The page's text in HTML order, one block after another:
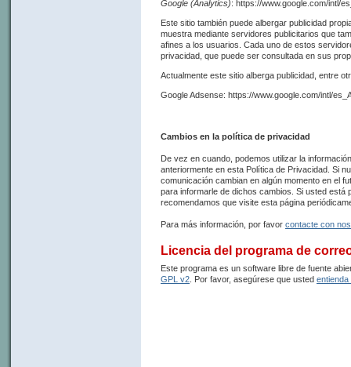
Google (Analytics): https://www.google.com/intl/
Este sitio también puede albergar publicidad
muestra mediante servidores publicitarios que
afines a los usuarios. Cada uno de estos
privacidad, que puede ser consultada en sus
Actualmente este sitio alberga publicidad, entre
Google Adsense: https://www.google.com/intl/
Cambios en la política de privacidad
De vez en cuando, podemos utilizar la
anteriormente en esta Política de Privacidad. Si
comunicación cambian en algún momento en el
para informarle de dichos cambios. Si usted
recomendamos que visite esta página
Para más información, por favor contacte con
Licencia del programa de
Este programa es un software libre de fuente
GPL v2 . Por favor, asegúrese que usted entienda